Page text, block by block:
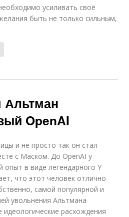
усиливать своё
быть не только сильным,
OpenAI
и не просто так он стал
с Маском. До OpenAI у
в виде легендарного Y
что этот человек отлично
самой популярной и
увольнения Альтмана
расхождения